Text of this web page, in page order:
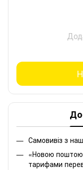
Самовивіз з
«Новою
тарифами